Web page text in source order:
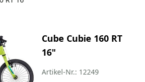
Cube Cubie 160 RT
16"
Artikel-Nr.: 12249